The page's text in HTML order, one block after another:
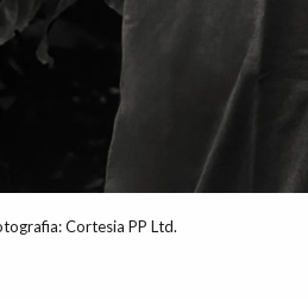
Cortesia PP Ltd.